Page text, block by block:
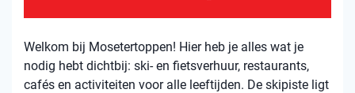
Welkom bij Mosetertoppen! Hier heb je alles wat je
nodig hebt dichtbij: ski- en fietsverhuur, restaurants,
cafés en activiteiten voor alle leeftijden. De skipiste ligt